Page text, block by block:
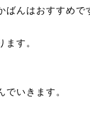
んはおすすめで
す。
いきます。